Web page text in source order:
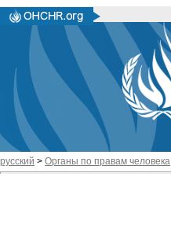
русский > Органы по правам человека